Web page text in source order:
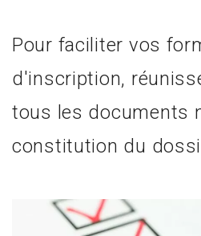
Pour faciliter vos
d'inscription,
tous les documents
constitution du